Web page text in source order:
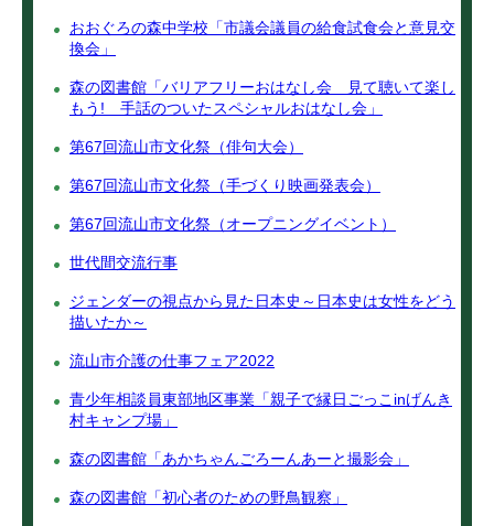
おおぐろの森中学校「市議会議員の給食試食会と意見交
換会」
森の図書館「バリアフリーおはなし会 見て聴いて楽し
もう! 手話のついたスペシャルおはなし会」
第67回流山市文化祭（俳句大会）
第67回流山市文化祭（手づくり映画発表会）
第67回流山市文化祭（オープニングイベント）
世代間交流行事
ジェンダーの視点から見た日本史～日本史は女性をどう
描いたか～
流山市介護の仕事フェア2022
青少年相談員東部地区事業「親子で縁日ごっこinげんき
村キャンプ場」
森の図書館「あかちゃんごろーんあーと撮影会」
森の図書館「初心者のための野鳥観察」